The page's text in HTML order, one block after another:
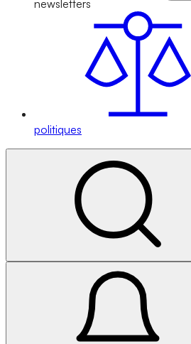
newsletters
politiques